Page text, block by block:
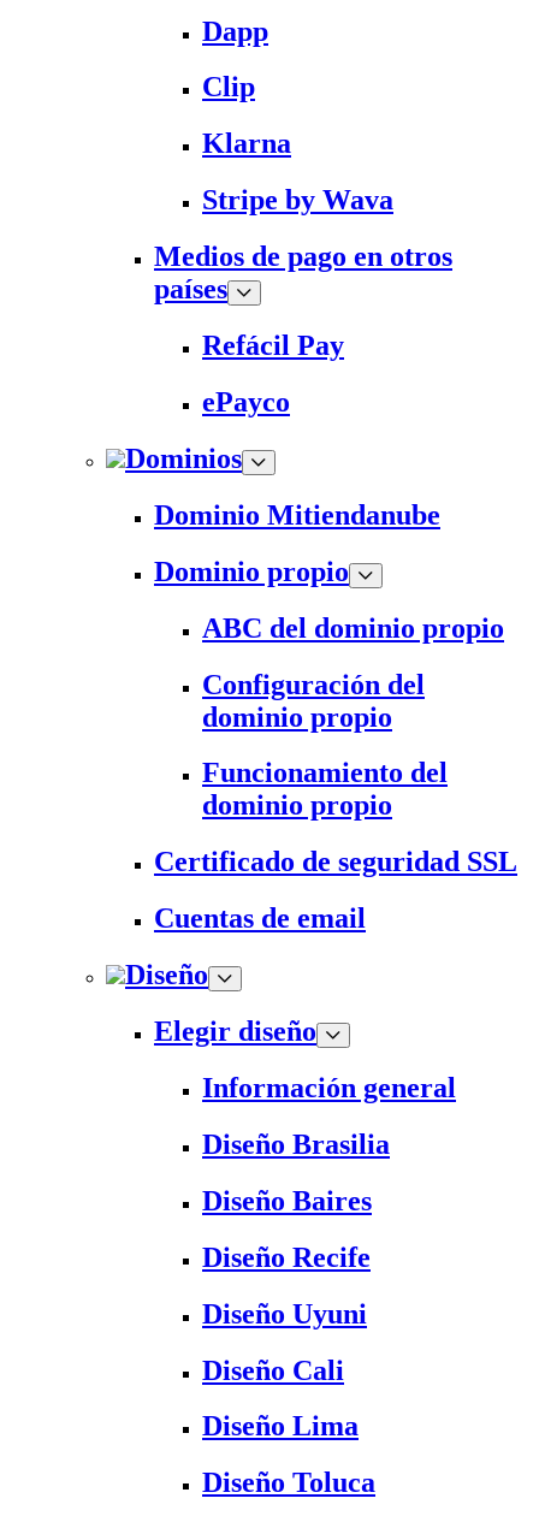
Dapp
Clip
Klarna
Stripe by Wava
Medios de pago en otros
países
Refácil Pay
ePayco
Dominios
Dominio Mitiendanube
Dominio propio
ABC del dominio propio
Configuración del
dominio propio
Funcionamiento del
dominio propio
Certificado de seguridad SSL
Cuentas de email
Diseño
Elegir diseño
Información general
Diseño Brasilia
Diseño Baires
Diseño Recife
Diseño Uyuni
Diseño Cali
Diseño Lima
Diseño Toluca